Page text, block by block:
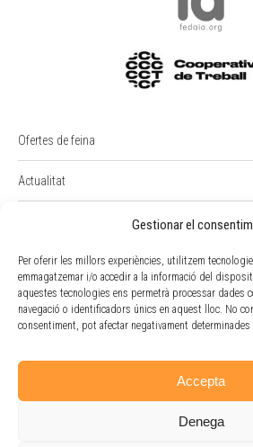
Gestionar el
Per oferir les millors experiències, utilitzem
emmagatzemar i/o accedir a la informació del
aquestes tecnologies ens permetrà processar dades
navegació o identificadors únics en aquest lloc. No
consentiment, pot afectar negativament
Accepta
Denega
Ofertes de feina
Actualitat
Intranet
Portal Empleat